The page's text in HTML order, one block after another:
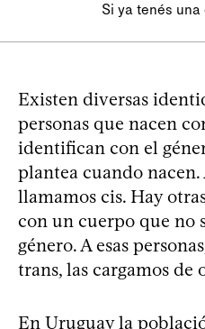
Si ya tenés una
Existen diversas
personas que nacen
identifican con el
plantea cuando nacen.
llamamos cis. Hay
con un cuerpo que no
género. A esas
trans, las cargamos
En Uruguay la